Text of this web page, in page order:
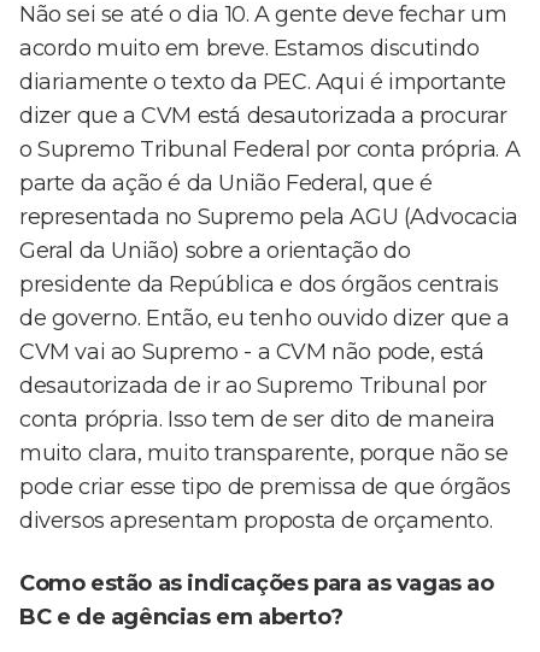
Não sei se até o dia 10. A gente deve fechar um
acordo muito em breve. Estamos discutindo
diariamente o texto da PEC. Aqui é importante
dizer que a CVM está desautorizada a procurar
o Supremo Tribunal Federal por conta própria. A
parte da ação é da União Federal, que é
representada no Supremo pela AGU (Advocacia
Geral da União) sobre a orientação do
presidente da República e dos órgãos centrais
de governo. Então, eu tenho ouvido dizer que a
CVM vai ao Supremo - a CVM não pode, está
desautorizada de ir ao Supremo Tribunal por
conta própria. Isso tem de ser dito de maneira
muito clara, muito transparente, porque não se
pode criar esse tipo de premissa de que órgãos
diversos apresentam proposta de orçamento.
Como estão as indicações para as vagas ao
BC e de agências em aberto?